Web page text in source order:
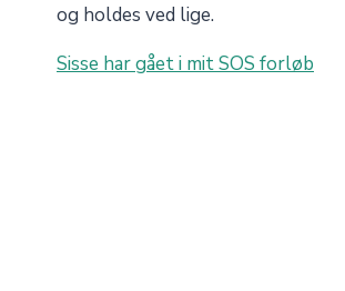
og holdes ved lige.
Sisse har gået i mit SOS forløb